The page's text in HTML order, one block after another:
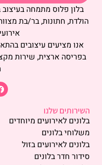
בלון פלוס מתמחה בעיצוב
הולדת, חתונות, בר/בת
אנו מציעים עיצובים
בפריסה ארצית, שירות
השירותים שלנו
בלונים לאירועים מיוחדים
משלוחי בלונים
בלונים לאירועים בזול
סידור חדר בלונים